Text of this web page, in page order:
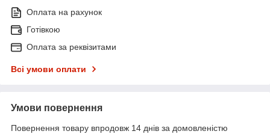
Оплата на рахунок
Готівкою
Оплата за реквізитами
Всі умови оплати
Умови повернення
Повернення товару впродовж 14 днів за домовленістю